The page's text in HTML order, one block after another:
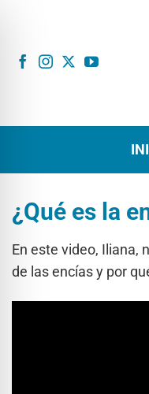
contenido
¿Qué es la
En este video, Iliana,
de las encías y por